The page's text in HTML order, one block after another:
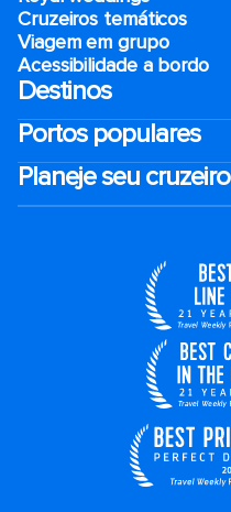
Cruzeiros temáticos
Viagem em grupo
Acessibilidade a bordo
Destinos
Portos populares
Planeje seu cruzeiro